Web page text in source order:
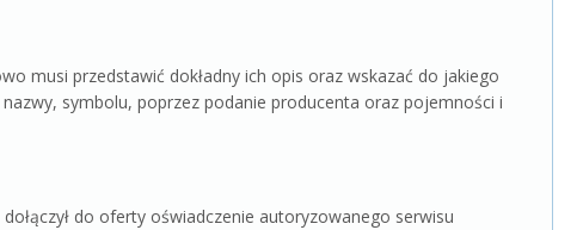
musi przedstawić dokładny ich opis oraz wskazać do jakiego
symbolu, poprzez podanie producenta oraz pojemności i
do oferty oświadczenie autoryzowanego serwisu